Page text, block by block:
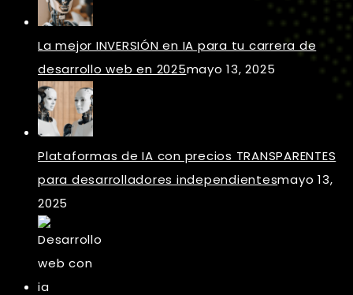
La mejor INVERSIÓN en IA para tu carrera de
desarrollo web en 2025mayo 13, 2025
Plataformas de IA con precios TRANSPARENTES
para desarrolladores independientesmayo 13,
2025